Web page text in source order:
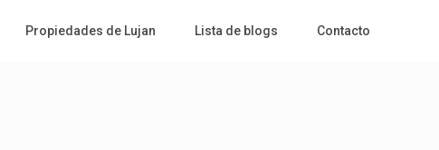
Propiedades de Lujan Lista de blogs Contacto